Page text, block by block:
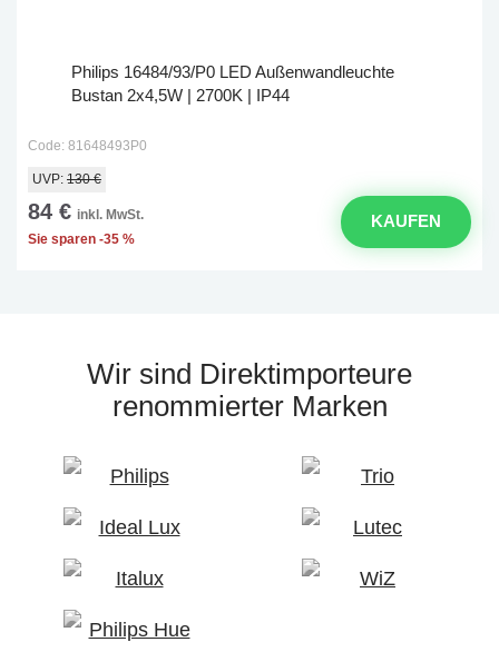
Philips 16484/93/P0 LED Außenwandleuchte
Bustan 2x4,5W | 2700K | IP44
Code: 81648493P0
UVP: 130 €
84 € inkl. MwSt.
Sie sparen -35 %
KAUFEN
Wir sind Direktimporteure
renommierter Marken